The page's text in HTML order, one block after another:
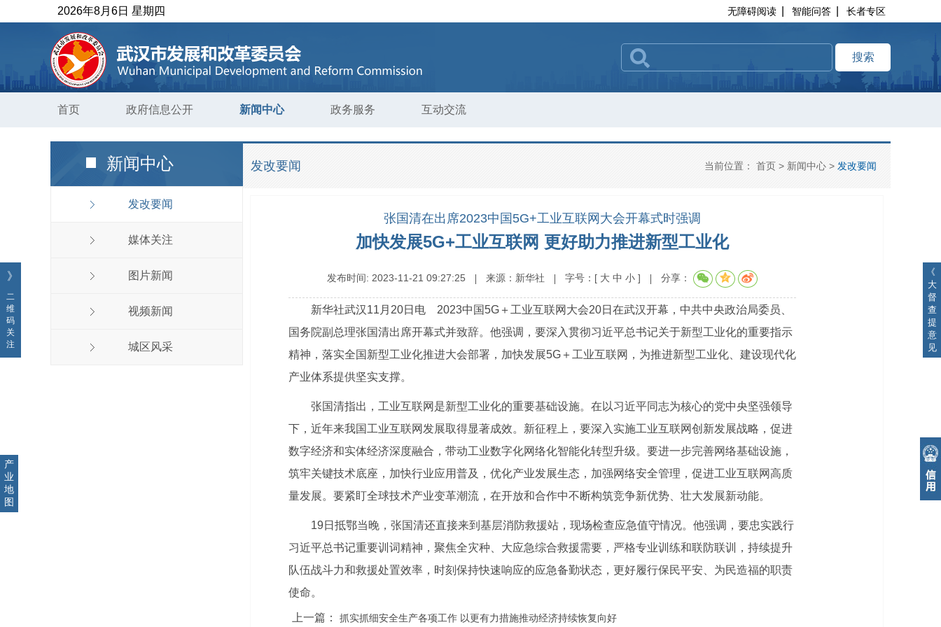
2026年8月6日 星期四 无障碍阅读 智能问答 长者专区
搜索
首页 政府信息公开 新闻中心 政务服务 互动交流
新闻中心
发改要闻
媒体关注
图片新闻
视频新闻
城区风采
发改要闻 当前位置： 首页 > 新闻中心 > 发改要闻
张国清在出席2023中国5G+工业互联网大会开幕式时强调
加快发展5G+工业互联网 更好助力推进新型工业化
发布时间: 2023-11-21 09:27:25 来源： 新华社 字号： [ 大 中 小 ] 分享：
新华社武汉11月20日电 2023中国5G＋工业互联网大会20日在武汉开幕，中共中央政治局委员、
国务院副总理张国清出席开幕式并致辞。他强调，要深入贯彻习近平总书记关于新型工业化的重要指示
精神，落实全国新型工业化推进大会部署，加快发展5G＋工业互联网，为推进新型工业化、建设现代化
产业体系提供坚实支撑。
张国清指出，工业互联网是新型工业化的重要基础设施。在以习近平同志为核心的党中央坚强领导
下，近年来我国工业互联网发展取得显著成效。新征程上，要深入实施工业互联网创新发展战略，促进
数字经济和实体经济深度融合，带动工业数字化网络化智能化转型升级。要进一步完善网络基础设施，
筑牢关键技术底座，加快行业应用普及，优化产业发展生态，加强网络安全管理，促进工业互联网高质
量发展。要紧盯全球技术产业变革潮流，在开放和合作中不断构筑竞争新优势、壮大发展新动能。
19日抵鄂当晚，张国清还直接来到基层消防救援站，现场检查应急值守情况。他强调，要忠实践行
习近平总书记重要训词精神，聚焦全灾种、大应急综合救援需要，严格专业训练和联防联训，持续提升
队伍战斗力和救援处置效率，时刻保持快速响应的应急备勤状态，更好履行保民平安、为民造福的职责
使命。
上一篇： 抓实抓细安全生产各项工作 以更有力措施推动经济持续恢复向好
》
二
维
码
关
注
《
大
督
查
提
意
见
产
业
地
图